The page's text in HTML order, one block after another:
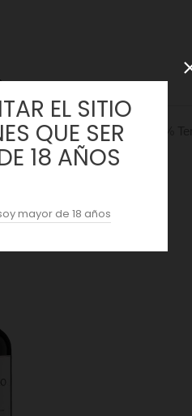
según las parcelas. 100%
EL SITIO
QUE SER
18 AÑOS
mayor de 18 años